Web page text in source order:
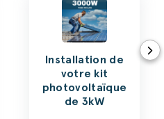
Installation de
votre kit
photovoltaïque
de 3kW